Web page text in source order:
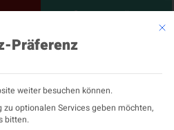
MEINE ÖGN
Mit
Präferenz
weiter besuchen können.
optionalen Services geben möchten,
bitten.